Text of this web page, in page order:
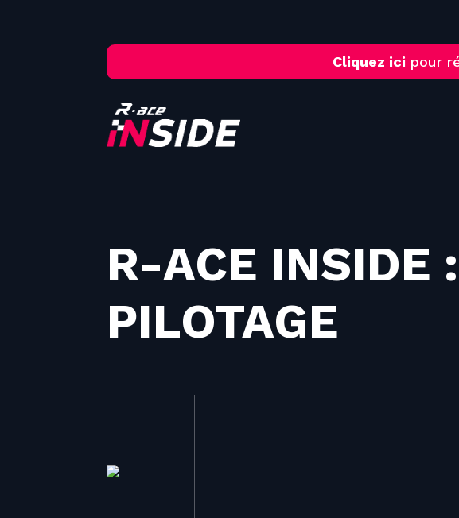
Cliquez ici pour
R-ACE INSIDE
PILOTAGE